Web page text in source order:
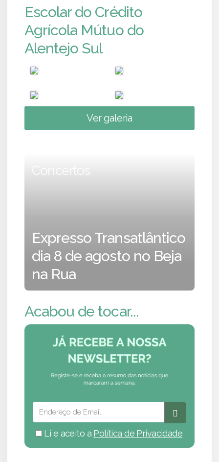
Escolar do Crédito
Agrícola Mútuo do
Alentejo Sul
Ver galeria
Concertos
Expresso Transatlântico
dia 8 de agosto no Beja
na Rua
Acabou de tocar...
Li e aceito a Política de Privacidade